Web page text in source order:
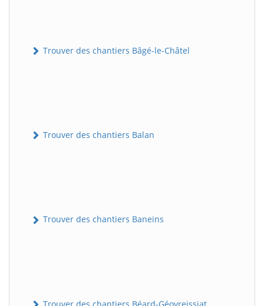
Trouver des chantiers Bâgé-le-Châtel
Trouver des chantiers Balan
Trouver des chantiers Baneins
Trouver des chantiers Béard-Géovreissiat